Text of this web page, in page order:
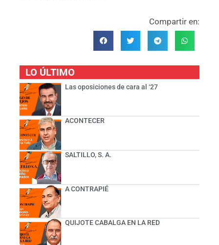
Compartir en:
LO ÚLTIMO
Las oposiciones de cara al ‘27
ACONTECER
SALTILLO, S. A.
A CONTRAPIÉ
QUIJOTE CABALGA EN LA RED